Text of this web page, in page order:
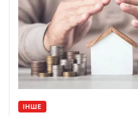
ІНШЕ